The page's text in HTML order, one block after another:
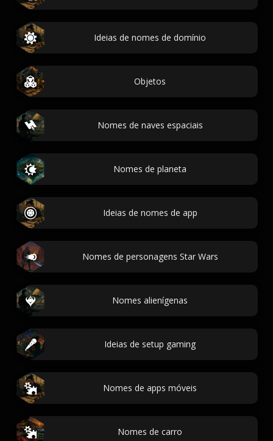
Ideias de nomes de domínio
Objetos
Nomes de naves espaciais
Nomes de planeta
Ideias de nomes de app
Nomes de personagens Star Wars
Nomes alienígenas
Ideias de setup gaming
Nomes de apps móveis
Nomes de carro